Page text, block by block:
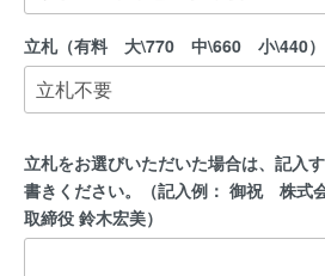
立札（有料 大\770 中\660 小\440）
立札をお選びいただいた場合は、記入
書きください。（記入例： 御祝 株式
取締役 鈴木宏美）